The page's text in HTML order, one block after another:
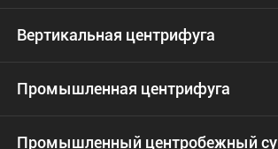
Вертикальная центрифуга
Промышленная центрифуга
Промышленный центробежный